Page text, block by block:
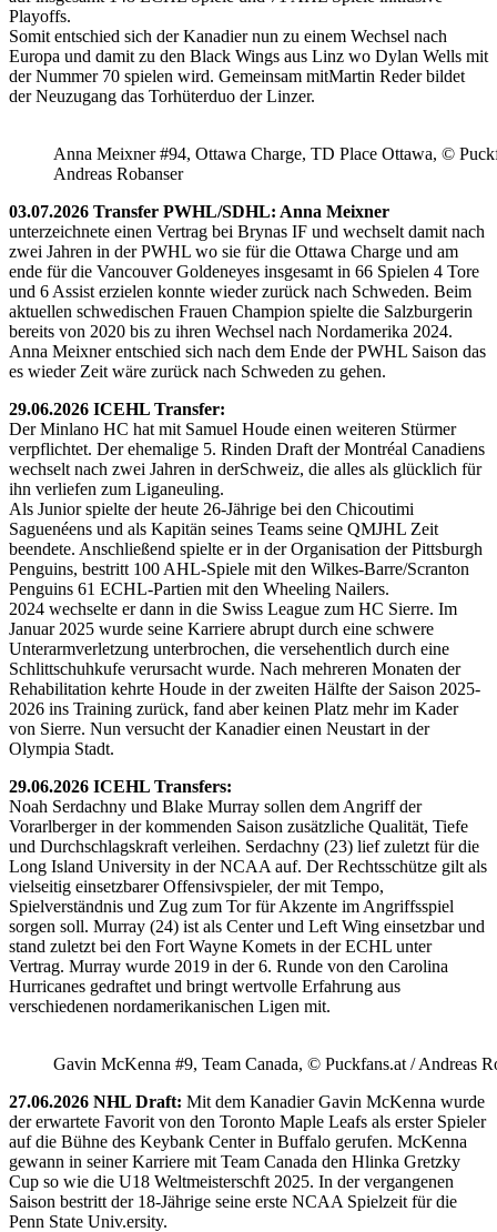
Playoffs.
Somit entschied sich der Kanadier nun zu einem Wechsel nach
Europa und damit zu den Black Wings aus Linz wo Dylan Wells mit
der Nummer 70 spielen wird. Gemeinsam mitMartin Reder bildet
der Neuzugang das Torhüterduo der Linzer.
Anna Meixner #94, Ottawa Charge, TD Place Ottawa, ©
Andreas Robanser
03.07.2026 Transfer PWHL/SDHL: Anna Meixner
unterzeichnete einen Vertrag bei Brynas IF und wechselt damit nach
zwei Jahren in der PWHL wo sie für die Ottawa Charge und am
ende für die Vancouver Goldeneyes insgesamt in 66 Spielen 4 Tore
und 6 Assist erzielen konnte wieder zurück nach Schweden. Beim
aktuellen schwedischen Frauen Champion spielte die Salzburgerin
bereits von 2020 bis zu ihren Wechsel nach Nordamerika 2024.
Anna Meixner entschied sich nach dem Ende der PWHL Saison das
es wieder Zeit wäre zurück nach Schweden zu gehen.
29.06.2026 ICEHL Transfer:
Der Minlano HC hat mit Samuel Houde einen weiteren Stürmer
verpflichtet. Der ehemalige 5. Rinden Draft der Montréal Canadiens
wechselt nach zwei Jahren in derSchweiz, die alles als glücklich für
ihn verliefen zum Liganeuling.
Als Junior spielte der heute 26-Jährige bei den Chicoutimi
Saguenéens und als Kapitän seines Teams seine QMJHL Zeit
beendete. Anschließend spielte er in der Organisation der Pittsburgh
Penguins, bestritt 100 AHL-Spiele mit den Wilkes-Barre/Scranton
Penguins 61 ECHL-Partien mit den Wheeling Nailers.
2024 wechselte er dann in die Swiss League zum HC Sierre. Im
Januar 2025 wurde seine Karriere abrupt durch eine schwere
Unterarmverletzung unterbrochen, die versehentlich durch eine
Schlittschuhkufe verursacht wurde. Nach mehreren Monaten der
Rehabilitation kehrte Houde in der zweiten Hälfte der Saison 2025-
2026 ins Training zurück, fand aber keinen Platz mehr im Kader
von Sierre. Nun versucht der Kanadier einen Neustart in der
Olympia Stadt.
29.06.2026 ICEHL Transfers:
Noah Serdachny und Blake Murray sollen dem Angriff der
Vorarlberger in der kommenden Saison zusätzliche Qualität, Tiefe
und Durchschlagskraft verleihen. Serdachny (23) lief zuletzt für die
Long Island University in der NCAA auf. Der Rechtsschütze gilt als
vielseitig einsetzbarer Offensivspieler, der mit Tempo,
Spielverständnis und Zug zum Tor für Akzente im Angriffsspiel
sorgen soll. Murray (24) ist als Center und Left Wing einsetzbar und
stand zuletzt bei den Fort Wayne Komets in der ECHL unter
Vertrag. Murray wurde 2019 in der 6. Runde von den Carolina
Hurricanes gedraftet und bringt wertvolle Erfahrung aus
verschiedenen nordamerikanischen Ligen mit.
Gavin McKenna #9, Team Canada, © Puckfans.at / Andreas
27.06.2026 NHL Draft: Mit dem Kanadier Gavin McKenna wurde
der erwartete Favorit von den Toronto Maple Leafs als erster Spieler
auf die Bühne des Keybank Center in Buffalo gerufen. McKenna
gewann in seiner Karriere mit Team Canada den Hlinka Gretzky
Cup so wie die U18 Weltmeisterschft 2025. In der vergangenen
Saison bestritt der 18-Jährige seine erste NCAA Spielzeit für die
Penn State Univ.ersity.